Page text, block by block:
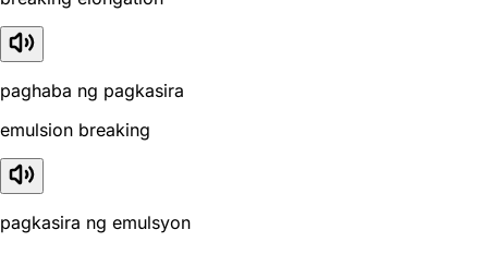
paghaba ng pagkasira
emulsion breaking
pagkasira ng emulsyon